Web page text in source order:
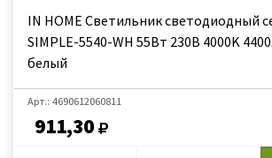
IN HOME Светильник светодиодный
SIMPLE-5540-WH 55Вт 230В 4000K
белый
Арт.: 4690612060811
911,30